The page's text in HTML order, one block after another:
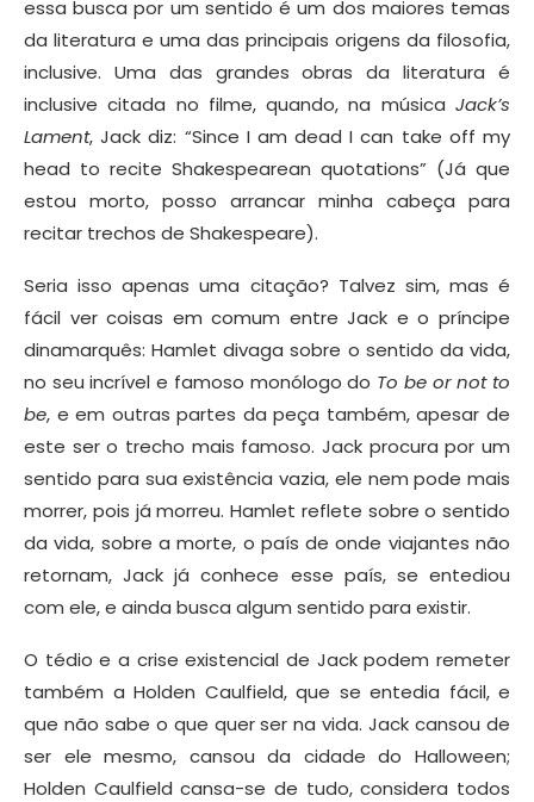
essa busca por um sentido é um dos maiores temas
da literatura e uma das principais origens da filosofia,
inclusive. Uma das grandes obras da literatura é
inclusive citada no filme, quando, na música Jack’s
Lament, Jack diz: “Since I am dead I can take off my
head to recite Shakespearean quotations” (Já que
estou morto, posso arrancar minha cabeça para
recitar trechos de Shakespeare).
Seria isso apenas uma citação? Talvez sim, mas é
fácil ver coisas em comum entre Jack e o príncipe
dinamarquês: Hamlet divaga sobre o sentido da vida,
no seu incrível e famoso monólogo do To be or not to
be, e em outras partes da peça também, apesar de
este ser o trecho mais famoso. Jack procura por um
sentido para sua existência vazia, ele nem pode mais
morrer, pois já morreu. Hamlet reflete sobre o sentido
da vida, sobre a morte, o país de onde viajantes não
retornam, Jack já conhece esse país, se entediou
com ele, e ainda busca algum sentido para existir.
O tédio e a crise existencial de Jack podem remeter
também a Holden Caulfield, que se entedia fácil, e
que não sabe o que quer ser na vida. Jack cansou de
ser ele mesmo, cansou da cidade do Halloween;
Holden Caulfield cansa-se de tudo, considera todos